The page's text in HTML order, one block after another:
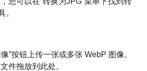
。
”按钮上传一张或多张 WebP 图像。
件拖放到此处。